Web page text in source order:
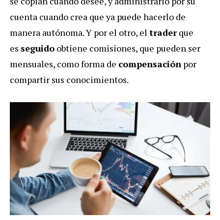
cuenta cuando crea que ya puede hacerlo de
manera autónoma. Y por el otro, el traderque
es seguido obtiene comisiones, que pueden ser
mensuales, como forma de compensación por
compartir sus conocimientos.